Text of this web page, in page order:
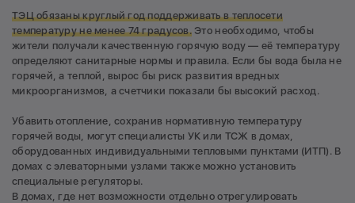
ТЭЦ обязаны круглый год поддерживать в теплосети
температуру не менее 74 градусов.Это необходимо, чтобы
жители получали качественную горячую воду — её температуру
определяют санитарные нормы и правила. Если бы вода была не
горячей, а теплой, вырос бы риск развития вредных
микроорганизмов, а счетчики показали бы высокий расход.
Убавить отопление, сохранив нормативную температуру
горячей воды, могут специалисты УК или ТСЖ в домах,
оборудованных индивидуальными тепловыми пунктами (ИТП). В
домах с элеваторными узлами также можно установить
специальные регуляторы.
В домах, где нет возможности отдельно отрегулировать